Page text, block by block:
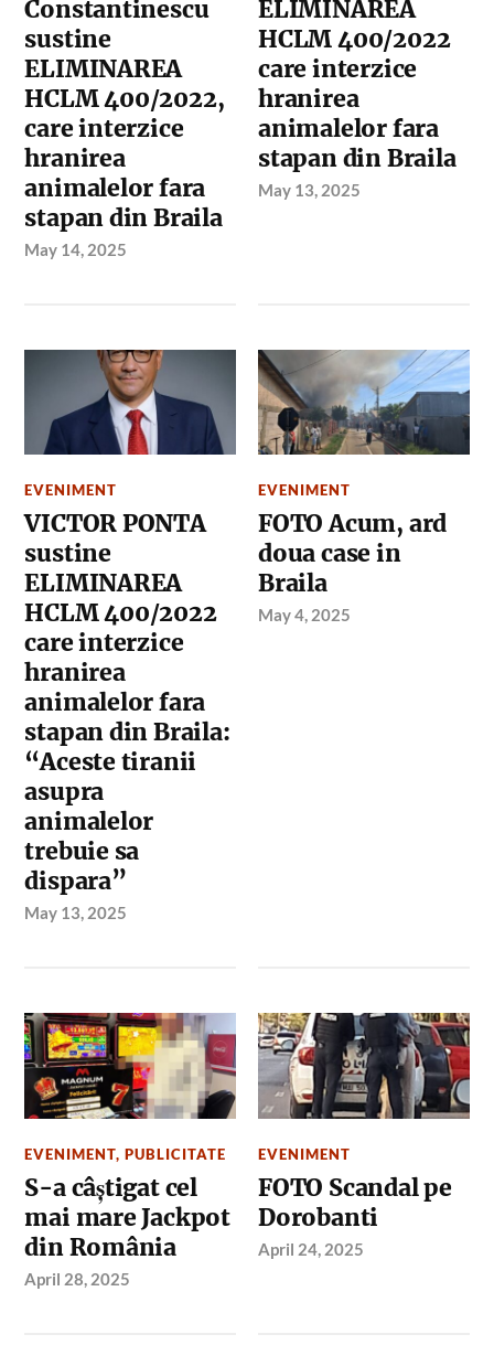
Constantinescu
sustine
ELIMINAREA
HCLM 400/2022,
care interzice
hranirea
animalelor fara
stapan din Braila
May 14, 2025
ELIMINAREA
HCLM 400/2022
care interzice
hranirea
animalelor fara
stapan din Braila
May 13, 2025
EVENIMENT
VICTOR PONTA
sustine
ELIMINAREA
HCLM 400/2022
care interzice
hranirea
animalelor fara
stapan din Braila:
“Aceste tiranii
asupra
animalelor
trebuie sa
dispara”
May 13, 2025
EVENIMENT
FOTO Acum, ard
doua case in
Braila
May 4, 2025
EVENIMENT,PUBLICITATE
S-a câștigat cel
mai mare Jackpot
din România
April 28, 2025
EVENIMENT
FOTO Scandal pe
Dorobanti
April 24, 2025